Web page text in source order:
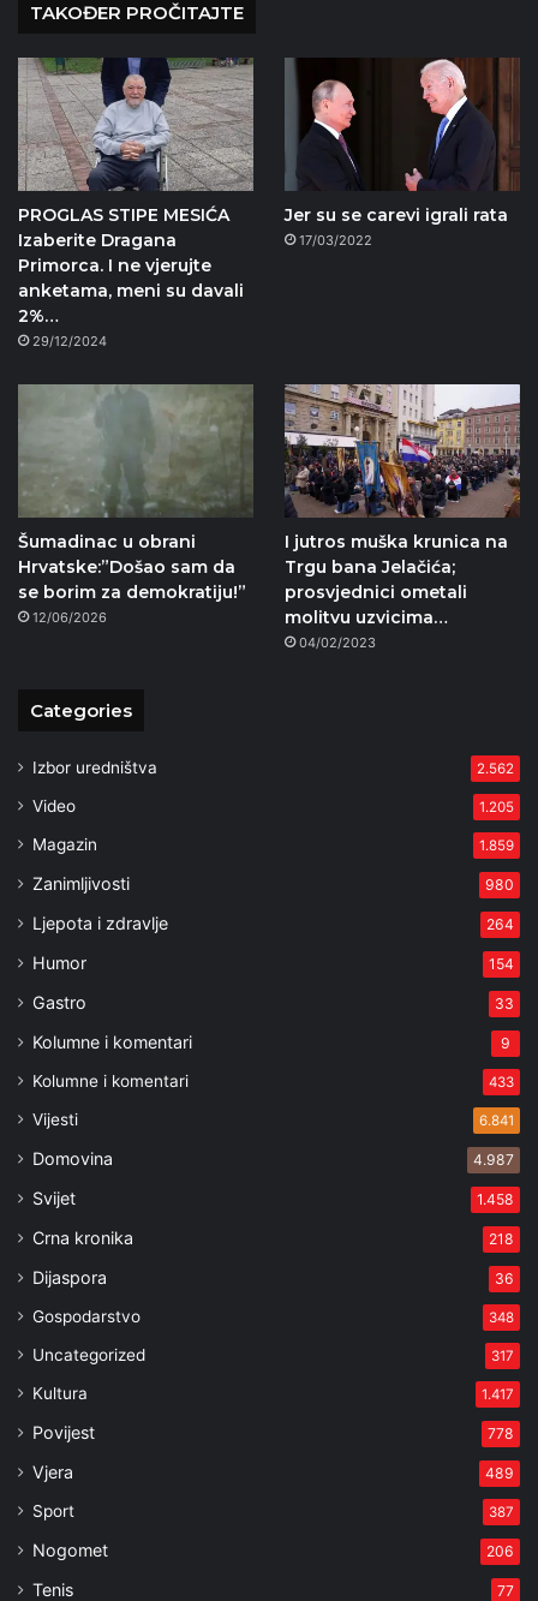
TAKOĐER PROČITAJTE
PROGLAS STIPE MESIĆA
Izaberite Dragana
Primorca. I ne vjerujte
anketama, meni su davali
2%…
29/12/2024
Jer su se carevi igrali rata
17/03/2022
Šumadinac u obrani
Hrvatske:”Došao sam da
se borim za demokratiju!”
12/06/2026
I jutros muška krunica na
Trgu bana Jelačića;
prosvjednici ometali
molitvu uzvicima…
04/02/2023
Categories
Izbor uredništva 2.562
Video 1.205
Magazin 1.859
Zanimljivosti 980
Ljepota i zdravlje 264
Humor 154
Gastro 33
Kolumne i komentari 9
Kolumne i komentari 433
Vijesti 6.841
Domovina 4.987
Svijet 1.458
Crna kronika 218
Dijaspora 36
Gospodarstvo 348
Uncategorized 317
Kultura 1.417
Povijest 778
Vjera 489
Sport 387
Nogomet 206
Tenis 77